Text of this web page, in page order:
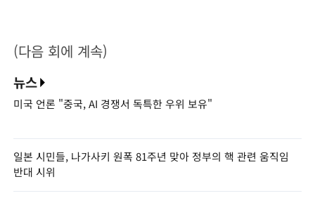
(다음 회에 계속)
뉴스
미국 언론 "중국, AI 경쟁서 독특한 우위 보유"
일본 시민들, 나가사키 원폭 81주년 맞아 정부의 핵 관련 움직임
반대 시위